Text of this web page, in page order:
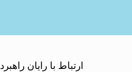
ارتباط با رایان راهبرد